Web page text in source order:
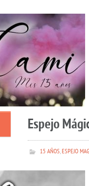
Espejo
15 AÑOS,ESPEJO